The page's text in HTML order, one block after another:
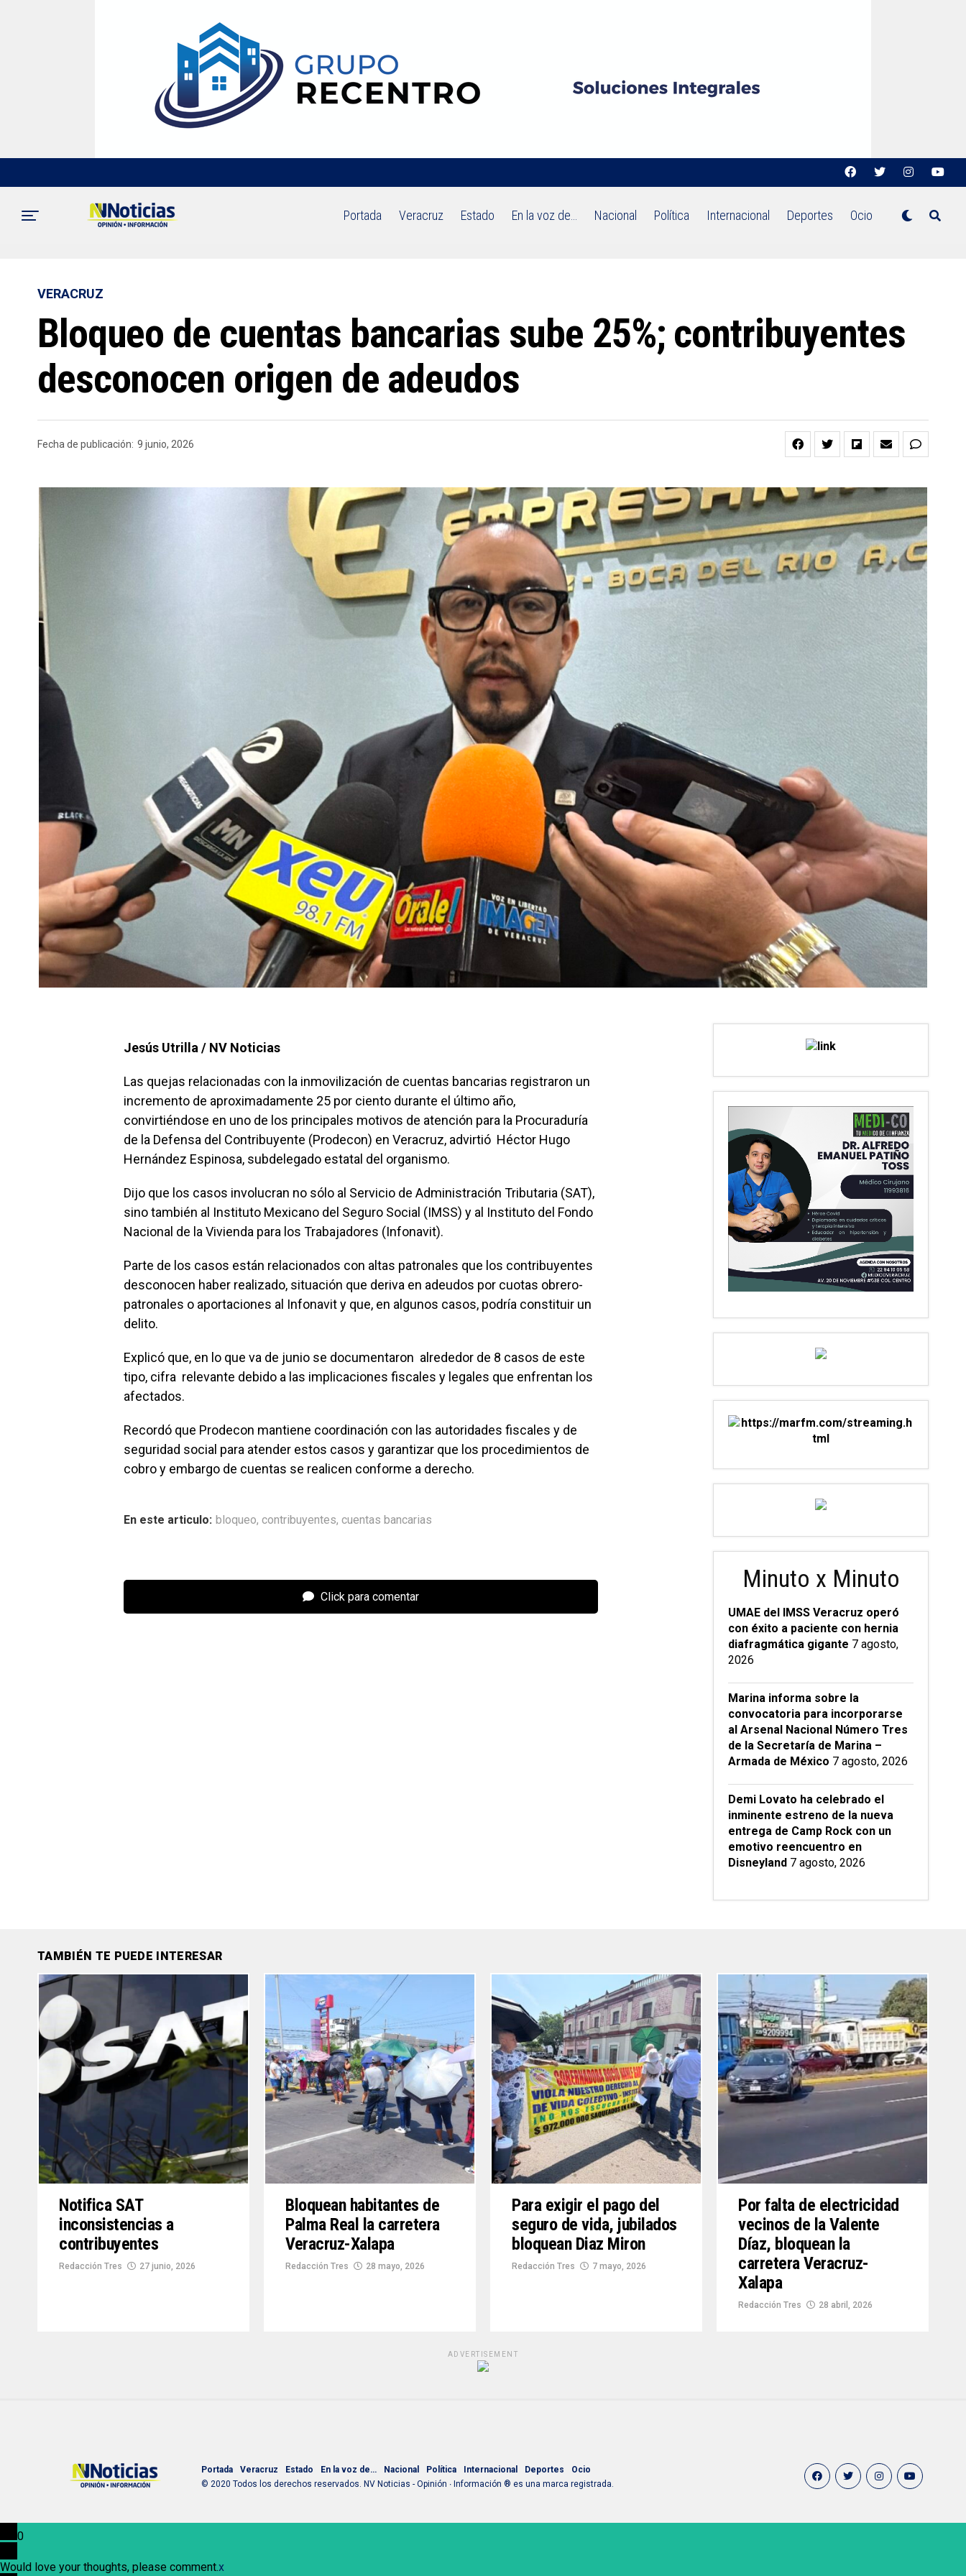
Portada Veracruz Estado En la voz de… Nacional Política Internacional Deportes Ocio
VERACRUZ
Bloqueo de cuentas bancarias sube 25%; contribuyentes
desconocen origen de adeudos
Fecha de publicación: 9 junio, 2026
Jesús Utrilla / NV Noticias
Las quejas relacionadas con la inmovilización de cuentas bancarias registraron un
incremento de aproximadamente 25 por ciento durante el último año,
convirtiéndose en uno de los principales motivos de atención para la Procuraduría
de la Defensa del Contribuyente (Prodecon) en Veracruz, advirtió Héctor Hugo
Hernández Espinosa, subdelegado estatal del organismo.
Dijo que los casos involucran no sólo al Servicio de Administración Tributaria (SAT),
sino también al Instituto Mexicano del Seguro Social (IMSS) y al Instituto del Fondo
Nacional de la Vivienda para los Trabajadores (Infonavit).
Parte de los casos están relacionados con altas patronales que los contribuyentes
desconocen haber realizado, situación que deriva en adeudos por cuotas obrero-
patronales o aportaciones al Infonavit y que, en algunos casos, podría constituir un
delito.
Explicó que, en lo que va de junio se documentaron alrededor de 8 casos de este
tipo, cifra relevante debido a las implicaciones fiscales y legales que enfrentan los
afectados.
Recordó que Prodecon mantiene coordinación con las autoridades fiscales y de
seguridad social para atender estos casos y garantizar que los procedimientos de
cobro y embargo de cuentas se realicen conforme a derecho.
En este articulo: bloqueo, contribuyentes, cuentas bancarias
Click para comentar
Minuto x Minuto
UMAE del IMSS Veracruz operó
con éxito a paciente con hernia
diafragmática gigante 7 agosto,
2026
Marina informa sobre la
convocatoria para incorporarse
al Arsenal Nacional Número Tres
de la Secretaría de Marina –
Armada de México 7 agosto, 2026
Demi Lovato ha celebrado el
inminente estreno de la nueva
entrega de Camp Rock con un
emotivo reencuentro en
Disneyland 7 agosto, 2026
TAMBIÉN TE PUEDE INTERESAR
Notifica SAT
inconsistencias a
contribuyentes
Redacción Tres 27 junio, 2026
Bloquean habitantes de
Palma Real la carretera
Veracruz-Xalapa
Redacción Tres 28 mayo, 2026
Para exigir el pago del
seguro de vida, jubilados
bloquean Diaz Miron
Redacción Tres 7 mayo, 2026
Por falta de electricidad
vecinos de la Valente
Díaz, bloquean la
carretera Veracruz-
Xalapa
Redacción Tres 28 abril, 2026
ADVERTISEMENT
Portada Veracruz Estado En la voz de… Nacional Política Internacional Deportes
Ocio
© 2020 Todos los derechos reservados. NV Noticias - Opinión ∙ Información ® es una marca registrada.
0
Would love your thoughts, please comment.x